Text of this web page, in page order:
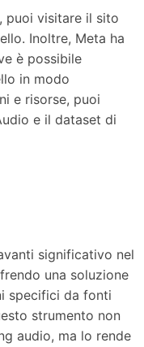
puoi visitare il sito
Inoltre, Meta ha
è possibile
in modo
e risorse, puoi
e il dataset di
significativo nel
una soluzione
specifici da fonti
strumento non
audio, ma lo rende